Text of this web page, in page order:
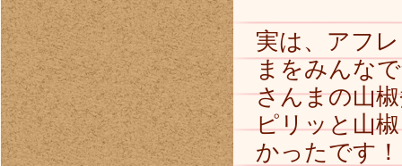
実は、アフ
まをみんな
さんまの山
ピリッと山
かったです